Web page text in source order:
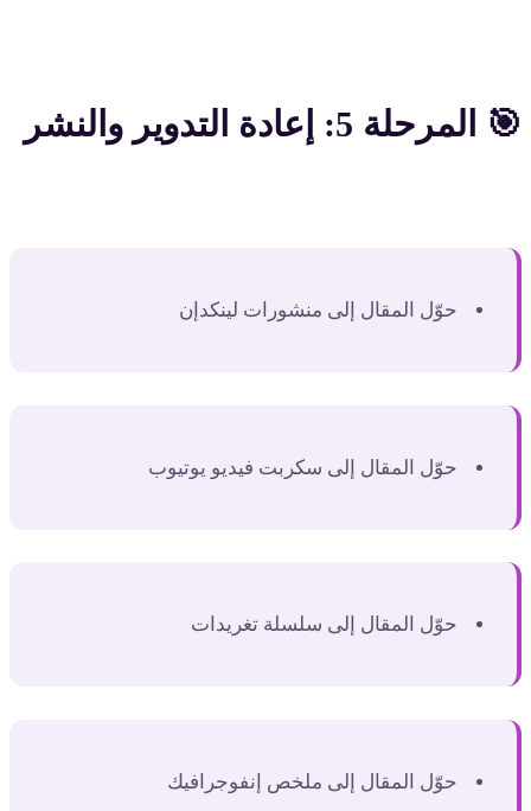
🎯 المرحلة 5: إعادة التدوير والنشر
حوّل المقال إلى منشورات لينكدإن
حوّل المقال إلى سكربت فيديو يوتيوب
حوّل المقال إلى سلسلة تغريدات
حوّل المقال إلى ملخص إنفوجرافيك